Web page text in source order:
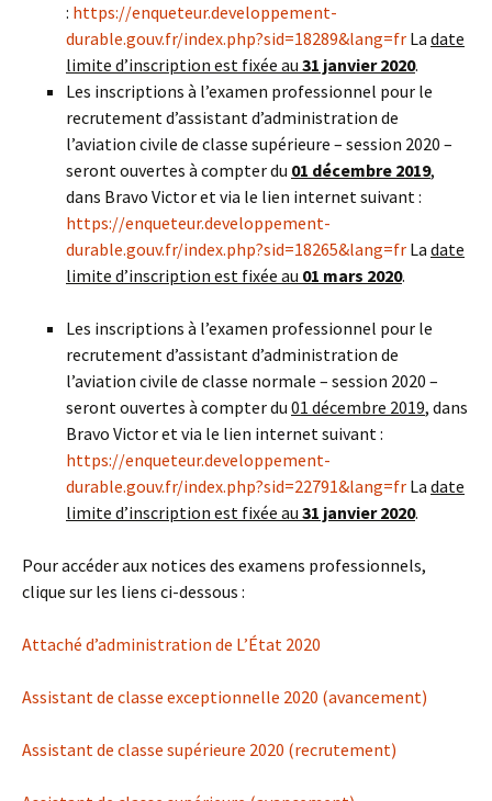
: https://enqueteur.developpement-
durable.gouv.fr/index.php?sid=18289&lang=fr La date
limite d’inscription est fixée au 31 janvier 2020.
Les inscriptions à l’examen professionnel pour le
recrutement d’assistant d’administration de
l’aviation civile de classe supérieure – session 2020 –
seront ouvertes à compter du 01 décembre 2019,
dans Bravo Victor et via le lien internet suivant :
https://enqueteur.developpement-
durable.gouv.fr/index.php?sid=18265&lang=fr La date
limite d’inscription est fixée au 01 mars 2020.
Les inscriptions à l’examen professionnel pour le
recrutement d’assistant d’administration de
l’aviation civile de classe normale – session 2020 –
seront ouvertes à compter du 01 décembre 2019, dans
Bravo Victor et via le lien internet suivant :
https://enqueteur.developpement-
durable.gouv.fr/index.php?sid=22791&lang=fr La date
limite d’inscription est fixée au 31 janvier 2020.
Pour accéder aux notices des examens professionnels,
clique sur les liens ci-dessous :
Attaché d’administration de L’État 2020
Assistant de classe exceptionnelle 2020 (avancement)
Assistant de classe supérieure 2020 (recrutement)